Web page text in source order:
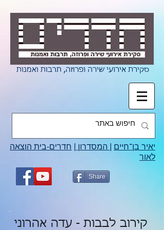
סקירת אירועי שירה ופרוזה, תרבות ואמנות
יאיר בן־חיים המסדרון
חדרים-בית הוצאה
לאור
Share
קירוב לבבות - עדה אהרוני